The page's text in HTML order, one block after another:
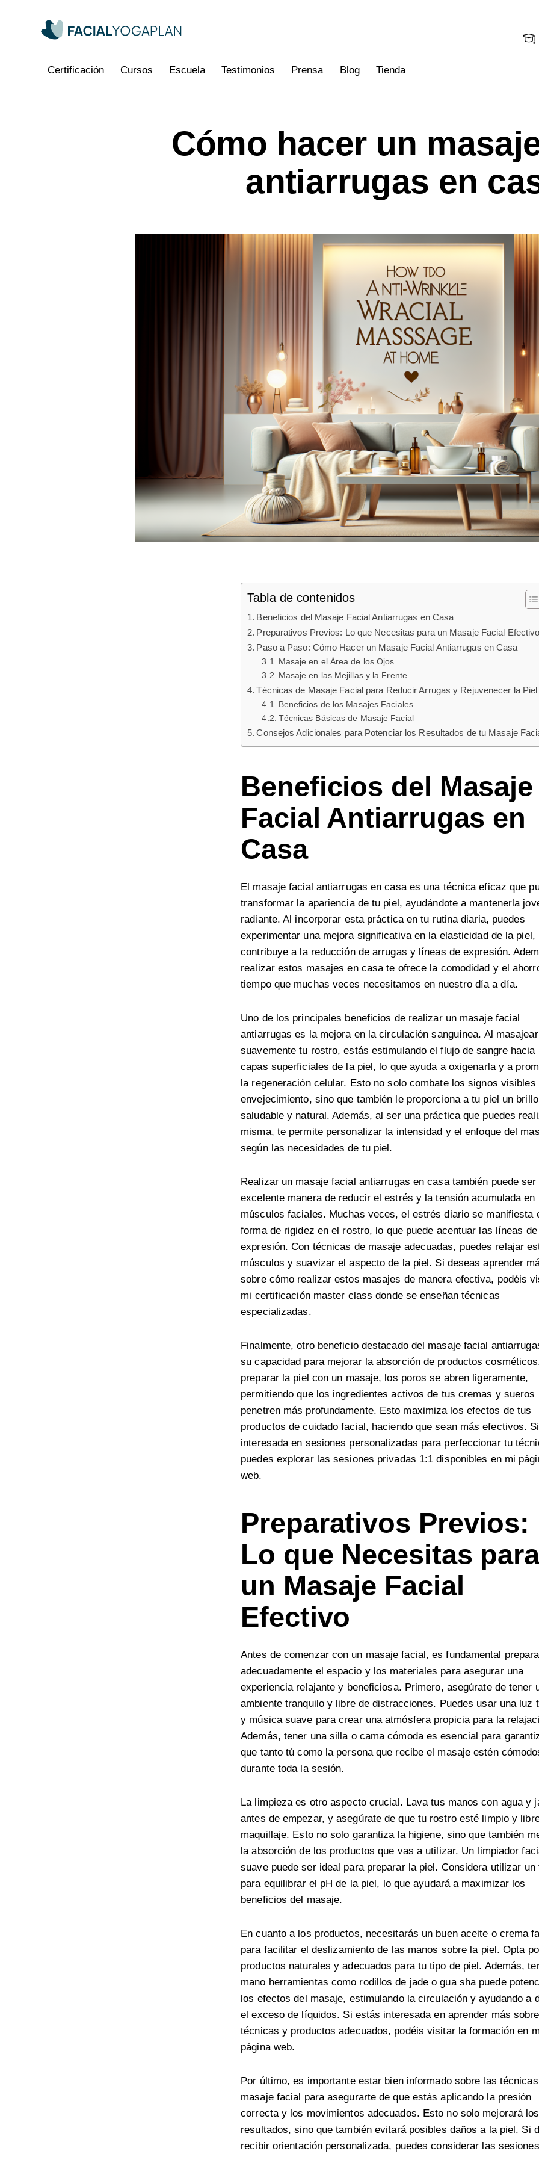
Certificación Cursos Escuela Testimonios Prensa Blog Tienda
Cómo hacer un
antiarrugas en
Tabla de contenidos
Beneficios del Masaje Facial Antiarrugas en Casa
Preparativos Previos: Lo que Necesitas para un Masaje Facial
Paso a Paso: Cómo Hacer un Masaje Facial Antiarrugas en Casa
Masaje en el Área de los Ojos
Masaje en las Mejillas y la Frente
Técnicas de Masaje Facial para Reducir Arrugas y Rejuvenecer la Piel
Beneficios de los Masajes Faciales
Técnicas Básicas de Masaje Facial
Consejos Adicionales para Potenciar los Resultados de tu Masaje
Beneficios del Masaje
Facial Antiarrugas en
Casa
El masaje facial antiarrugas en casa es una técnica eficaz que
transformar la apariencia de tu piel, ayudándote a mantenerla
radiante. Al incorporar esta práctica en tu rutina diaria, puedes
experimentar una mejora significativa en la elasticidad de la piel,
contribuye a la reducción de arrugas y líneas de expresión.
realizar estos masajes en casa te ofrece la comodidad y el
tiempo que muchas veces necesitamos en nuestro día a día.
Uno de los principales beneficios de realizar un masaje facial
antiarrugas es la mejora en la circulación sanguínea. Al masajear
suavemente tu rostro, estás estimulando el flujo de sangre hacia
capas superficiales de la piel, lo que ayuda a oxigenarla y a
la regeneración celular. Esto no solo combate los signos visibles
envejecimiento, sino que también le proporciona a tu piel un brillo
saludable y natural. Además, al ser una práctica que puedes
misma, te permite personalizar la intensidad y el enfoque del
según las necesidades de tu piel.
Realizar un masaje facial antiarrugas en casa también puede ser
excelente manera de reducir el estrés y la tensión acumulada en
músculos faciales. Muchas veces, el estrés diario se manifiesta
forma de rigidez en el rostro, lo que puede acentuar las líneas de
expresión. Con técnicas de masaje adecuadas, puedes relajar
músculos y suavizar el aspecto de la piel. Si deseas aprender
sobre cómo realizar estos masajes de manera efectiva, podéis
mi certificación master class donde se enseñan técnicas
especializadas.
Finalmente, otro beneficio destacado del masaje facial
su capacidad para mejorar la absorción de productos
preparar la piel con un masaje, los poros se abren ligeramente,
permitiendo que los ingredientes activos de tus cremas y sueros
penetren más profundamente. Esto maximiza los efectos de tus
productos de cuidado facial, haciendo que sean más efectivos.
interesada en sesiones personalizadas para perfeccionar tu
puedes explorar lassesiones privadas 1:1 disponibles en mi
web.
Preparativos Previos:
Lo que Necesitas
un Masaje Facial
Efectivo
Antes de comenzar con un masaje facial, es fundamental
adecuadamente el espacio y los materiales para asegurar una
experiencia relajante y beneficiosa. Primero, asegúrate de tener
ambiente tranquilo y libre de distracciones. Puedes usar una luz
y música suave para crear una atmósfera propicia para la
Además, tener una silla o cama cómoda es esencial para
que tanto tú como la persona que recibe el masaje estén
durante toda la sesión.
La limpieza es otro aspecto crucial. Lava tus manos con agua y
antes de empezar, y asegúrate de que tu rostro esté limpio y
maquillaje. Esto no solo garantiza la higiene, sino que también
la absorción de los productos que vas a utilizar. Un limpiador
suave puede ser ideal para preparar la piel. Considera utilizar un
para equilibrar el pH de la piel, lo que ayudará a maximizar los
beneficios del masaje.
En cuanto a los productos, necesitarás un buen aceite o crema
para facilitar el deslizamiento de las manos sobre la piel. Opta
productos naturales y adecuados para tu tipo de piel. Además,
mano herramientas como rodillos de jade o gua sha puede
los efectos del masaje, estimulando la circulación y ayudando a
el exceso de líquidos. Si estás interesada en aprender más
técnicas y productos adecuados, podéis visitar laformación en
página web.
Por último, es importante estar bien informado sobre las
masaje facial para asegurarte de que estás aplicando la presión
correcta y los movimientos adecuados. Esto no solo mejorará los
resultados, sino que también evitará posibles daños a la piel. Si
recibir orientación personalizada, puedes considerar las sesiones